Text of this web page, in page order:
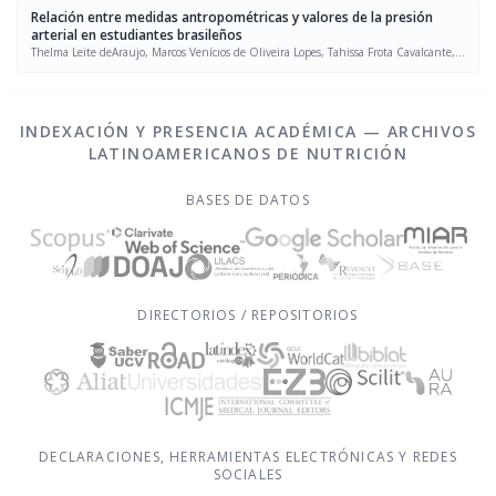
Relación entre medidas antropométricas y valores de la presión
arterial en estudiantes brasileños
Thelma Leite deAraujo, Marcos Venícios de Oliveira Lopes, Tahissa Frota Cavalcante,
INDEXACIÓN Y PRESENCIA ACADÉMICA — ARCHIVOS
LATINOAMERICANOS DE NUTRICIÓN
BASES DE DATOS
DIRECTORIOS / REPOSITORIOS
DECLARACIONES, HERRAMIENTAS ELECTRÓNICAS Y REDES
SOCIALES